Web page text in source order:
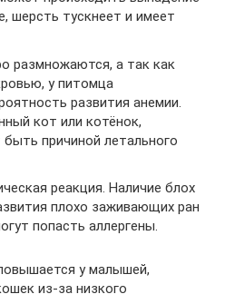
шерсть тускнеет и имеет
размножаются, а так как
у питомца
развития анемии.
кот или котёнок,
причиной летального
реакция. Наличие блох
плохо заживающих ран
попасть аллергены.
у малышей,
из-за низкого